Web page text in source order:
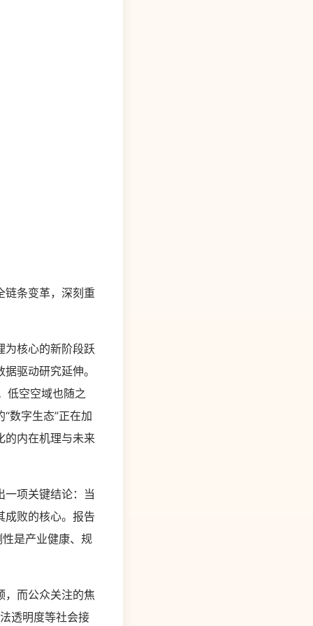
条变革，深刻重
核心的新阶段跃
驱动研究延伸。
低空空域也随之
数字生态”正在加
的内在机理与未来
项关键结论：当
成败的核心。报告
是产业健康、规
而公众关注的焦
透明度等社会接